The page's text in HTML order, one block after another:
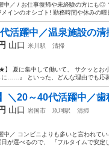
中／ / お仕事復帰や未経験の方にも◎
メインのオシゴト! 勤務時間や休みの
活躍中／温泉施設の
山口 米川駅 清掃
★】 夏に集中して働いて、 サクッと
に……』 といった、どんな理由でも応
】＼20～40代活躍中／
山口 岩国市 玖珂駅 清掃
中／ コンビニよりも多いと言われて
が選べるので、 『フルタイムで安定